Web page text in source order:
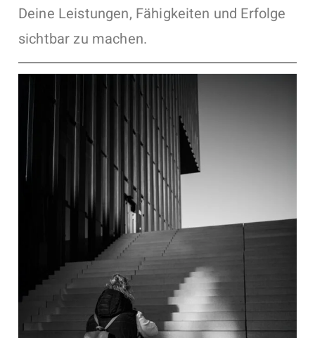
Deine Leistungen, Fähigkeiten und Erfolge
sichtbar zu machen.